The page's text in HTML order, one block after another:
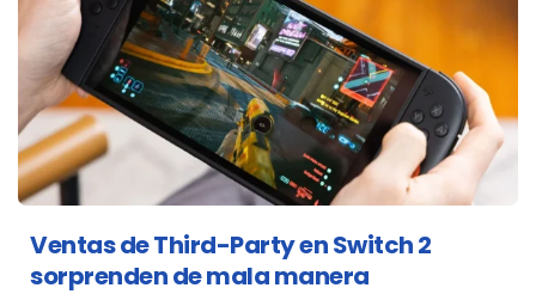
Ventas de Third-Party en Switch 2
sorprenden de mala manera